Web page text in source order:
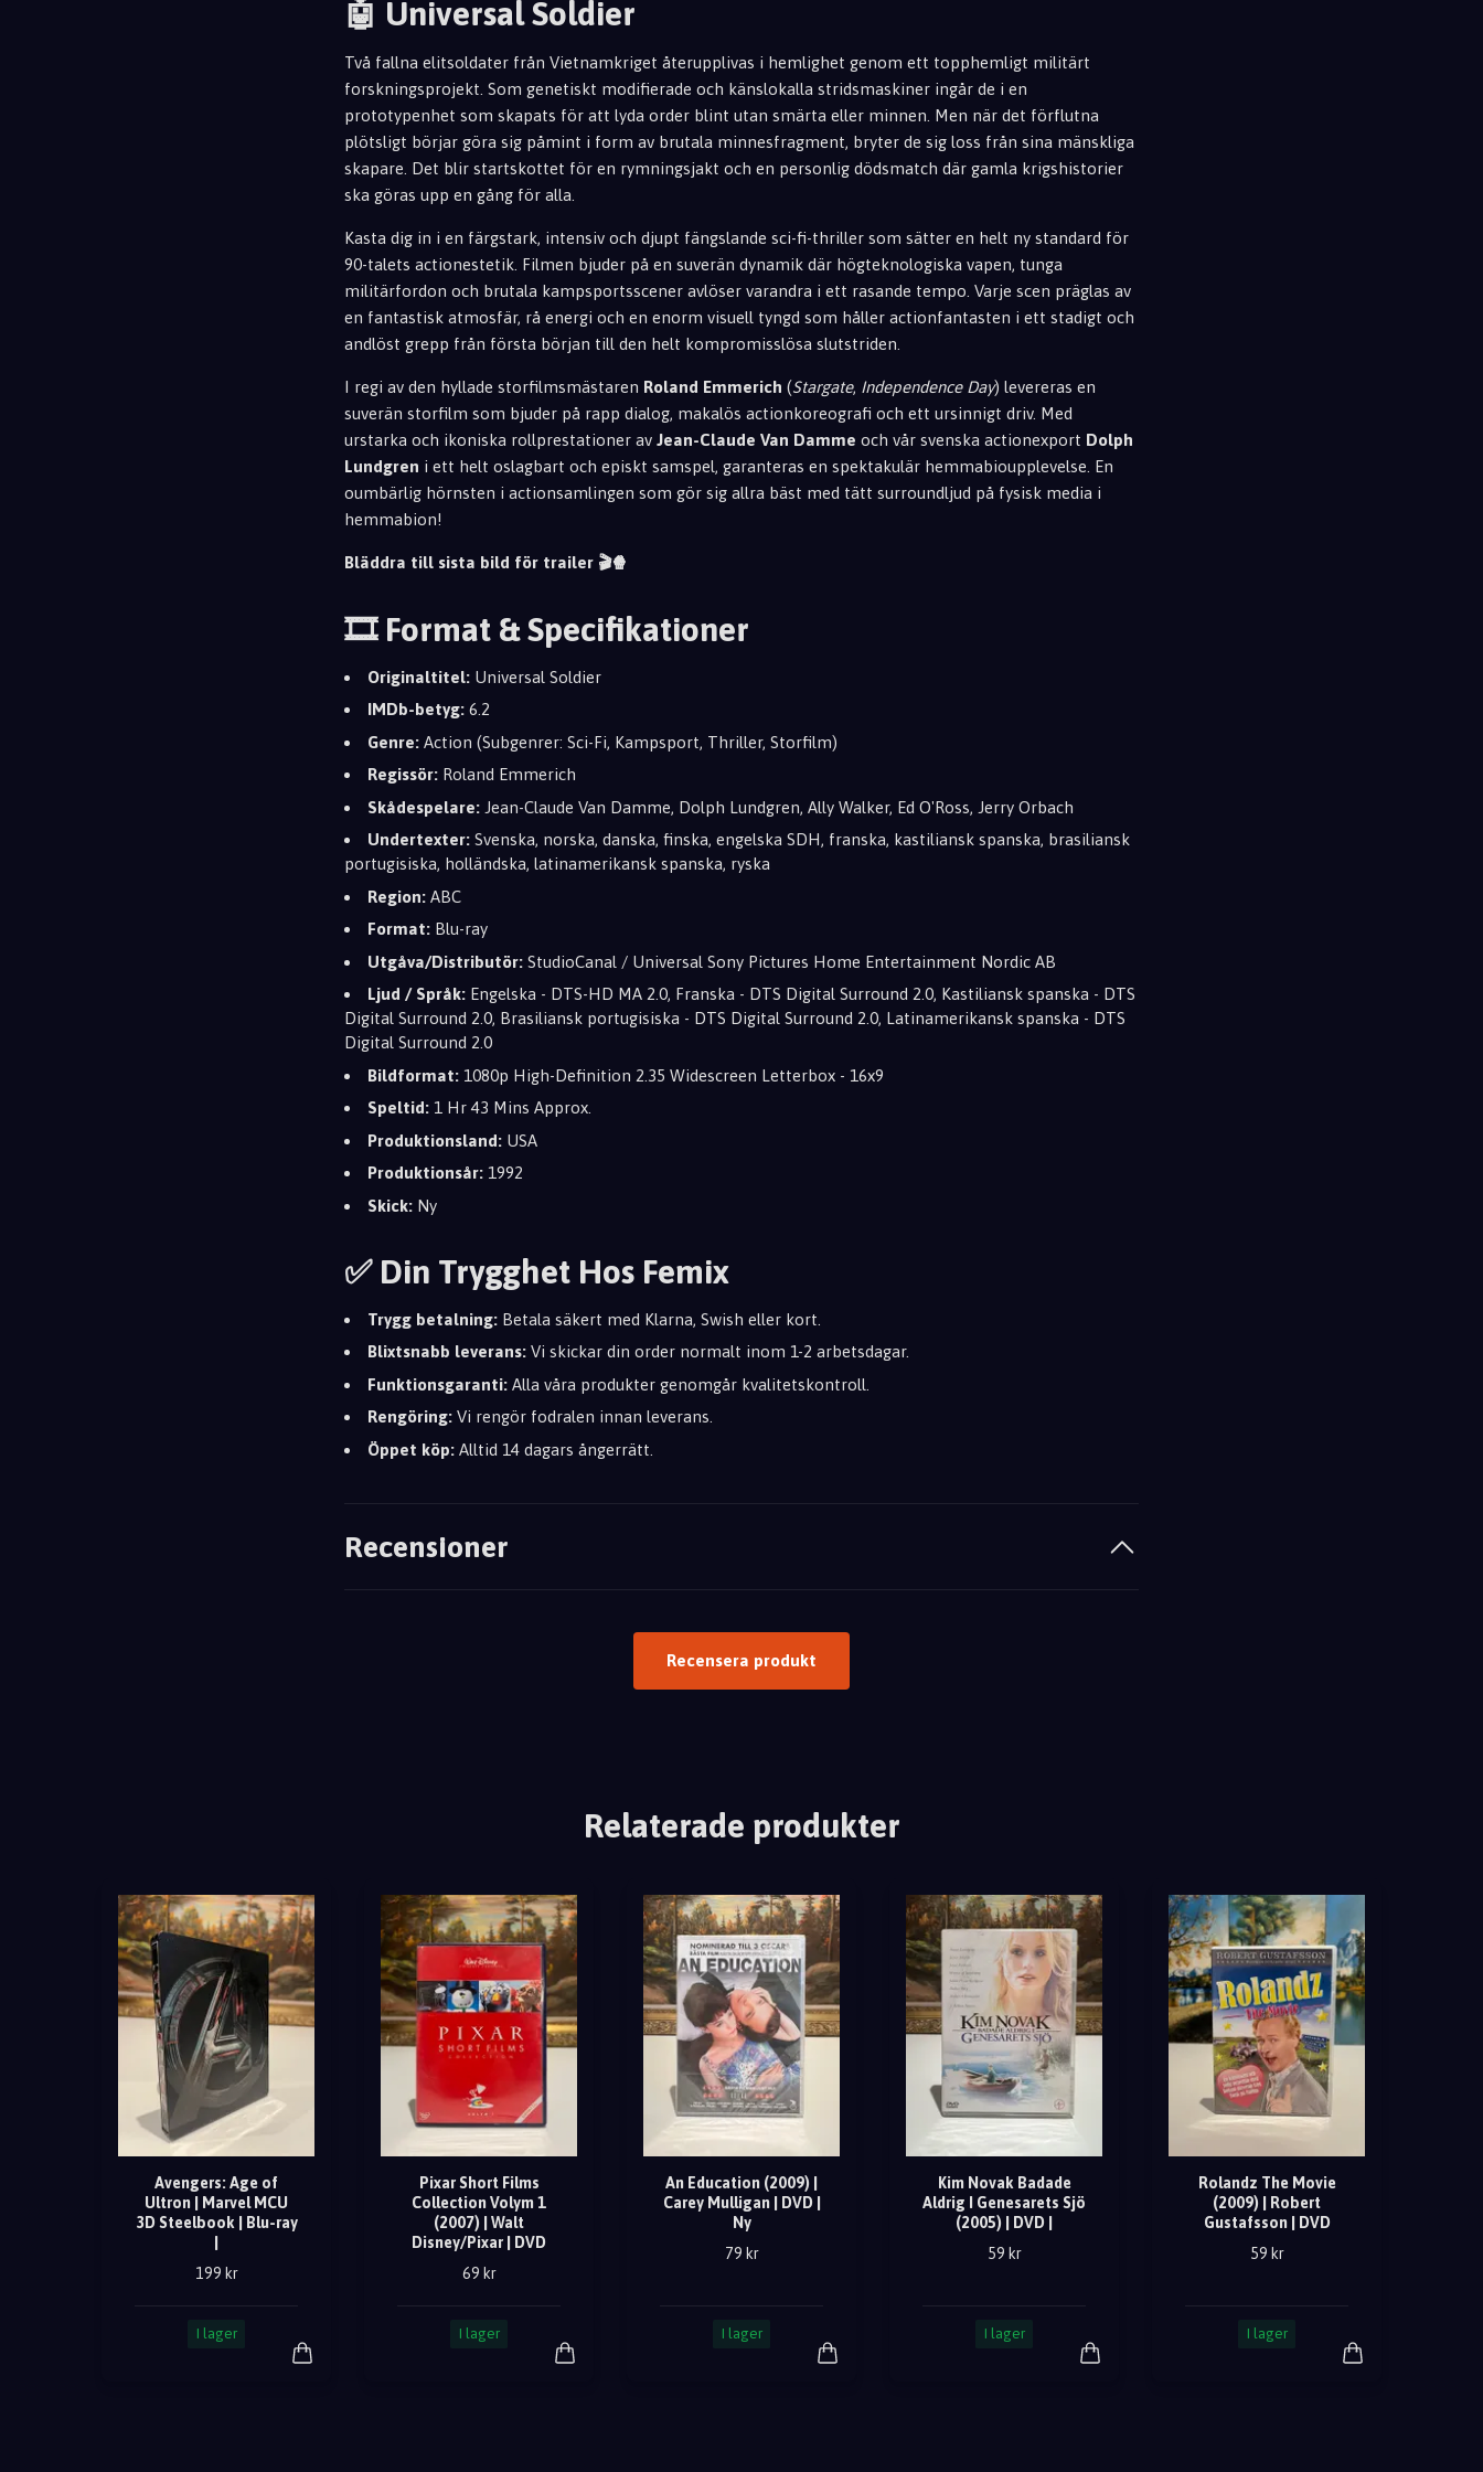
🤖 Universal Soldier
Två fallna elitsoldater från Vietnamkriget återupplivas i hemlighet genom ett topphemligt militärt
forskningsprojekt. Som genetiskt modifierade och känslokalla stridsmaskiner ingår de i en
prototypenhet som skapats för att lyda order blint utan smärta eller minnen. Men när det förflutna
plötsligt börjar göra sig påmint i form av brutala minnesfragment, bryter de sig loss från sina mänskliga
skapare. Det blir startskottet för en rymningsjakt och en personlig dödsmatch där gamla krigshistorier
ska göras upp en gång för alla.
Kasta dig in i en färgstark, intensiv och djupt fängslande sci-fi-thriller som sätter en helt ny standard för
90-talets actionestetik. Filmen bjuder på en suverän dynamik där högteknologiska vapen, tunga
militärfordon och brutala kampsportsscener avlöser varandra i ett rasande tempo. Varje scen präglas av
en fantastisk atmosfär, rå energi och en enorm visuell tyngd som håller actionfantasten i ett stadigt och
andlöst grepp från första början till den helt kompromisslösa slutstriden.
I regi av den hyllade storfilmsmästaren Roland Emmerich (Stargate, Independence Day) levereras en
suverän storfilm som bjuder på rapp dialog, makalös actionkoreografi och ett ursinnigt driv. Med
urstarka och ikoniska rollprestationer av Jean-Claude Van Damme och vår svenska actionexport Dolph
Lundgren i ett helt oslagbart och episkt samspel, garanteras en spektakulär hemmabioupplevelse. En
oumbärlig hörnsten i actionsamlingen som gör sig allra bäst med tätt surroundljud på fysisk media i
hemmabion!
Bläddra till sista bild för trailer 🎬🍿
🎞️ Format & Specifikationer
Originaltitel: Universal Soldier
IMDb-betyg: 6.2
Genre: Action (Subgenrer: Sci-Fi, Kampsport, Thriller, Storfilm)
Regissör: Roland Emmerich
Skådespelare: Jean-Claude Van Damme, Dolph Lundgren, Ally Walker, Ed O'Ross, Jerry Orbach
Undertexter: Svenska, norska, danska, finska, engelska SDH, franska, kastiliansk spanska, brasiliansk
portugisiska, holländska, latinamerikansk spanska, ryska
Region: ABC
Format: Blu-ray
Utgåva/Distributör: StudioCanal / Universal Sony Pictures Home Entertainment Nordic AB
Ljud / Språk: Engelska - DTS-HD MA 2.0, Franska - DTS Digital Surround 2.0, Kastiliansk spanska - DTS
Digital Surround 2.0, Brasiliansk portugisiska - DTS Digital Surround 2.0, Latinamerikansk spanska - DTS
Digital Surround 2.0
Bildformat: 1080p High-Definition 2.35 Widescreen Letterbox - 16x9
Speltid: 1 Hr 43 Mins Approx.
Produktionsland: USA
Produktionsår: 1992
Skick: Ny
✅ Din Trygghet Hos Femix
Trygg betalning: Betala säkert med Klarna, Swish eller kort.
Blixtsnabb leverans: Vi skickar din order normalt inom 1-2 arbetsdagar.
Funktionsgaranti: Alla våra produkter genomgår kvalitetskontroll.
Rengöring: Vi rengör fodralen innan leverans.
Öppet köp: Alltid 14 dagars ångerrätt.
Recensioner
Recensera produkt
Relaterade produkter
Avengers: Age of
Ultron | Marvel MCU
3D Steelbook | Blu-ray
199 kr
I lager
Pixar Short Films
Collection Volym 1
(2007) | Walt
Disney/Pixar | DVD
69 kr
I lager
An Education (2009) |
Carey Mulligan | DVD |
Ny
79 kr
I lager
Kim Novak Badade
Aldrig I Genesarets Sjö
(2005) | DVD |
59 kr
I lager
Rolandz The Movie
(2009) | Robert
Gustafsson | DVD
59 kr
I lager